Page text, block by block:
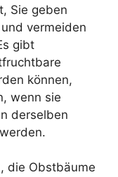
Sie geben
vermeiden
gibt
können,
wenn sie
derselben
die Obstbäume